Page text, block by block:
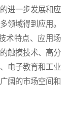
进一步发展和应
领域得到应用。
术特点、应用场
触摸技术、高分
电子教育和工业
阔的市场空间和